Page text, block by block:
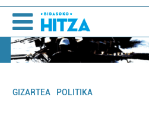
GIZARTEA POLITIKA